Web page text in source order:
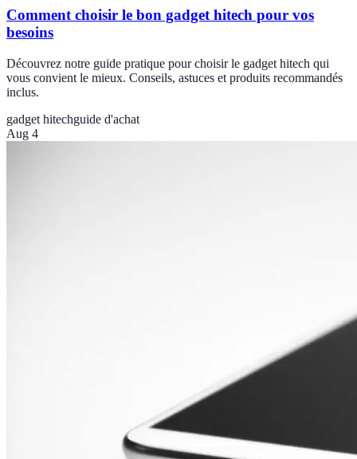
Comment choisir le bon gadget hitech pour vos
besoins
Découvrez notre guide pratique pour choisir le gadget hitech qui
vous convient le mieux. Conseils, astuces et produits recommandés
inclus.
gadget hitechguide d'achat
Aug 4